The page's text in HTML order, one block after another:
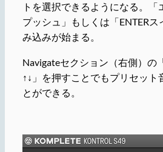
トを選択できるようになる。「
プッシュ」もしくは「ENTER
み込みが始まる。
Navigateセクション（右側）の
↑↓」を押すことでもプリセット
とができる。